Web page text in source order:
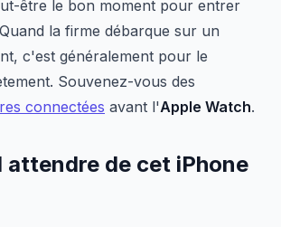
être le bon moment pour entrer
la firme débarque sur un
c'est généralement pour le
Souvenez-vous des
connectées avant l'Apple Watch.
attendre de cet iPhone